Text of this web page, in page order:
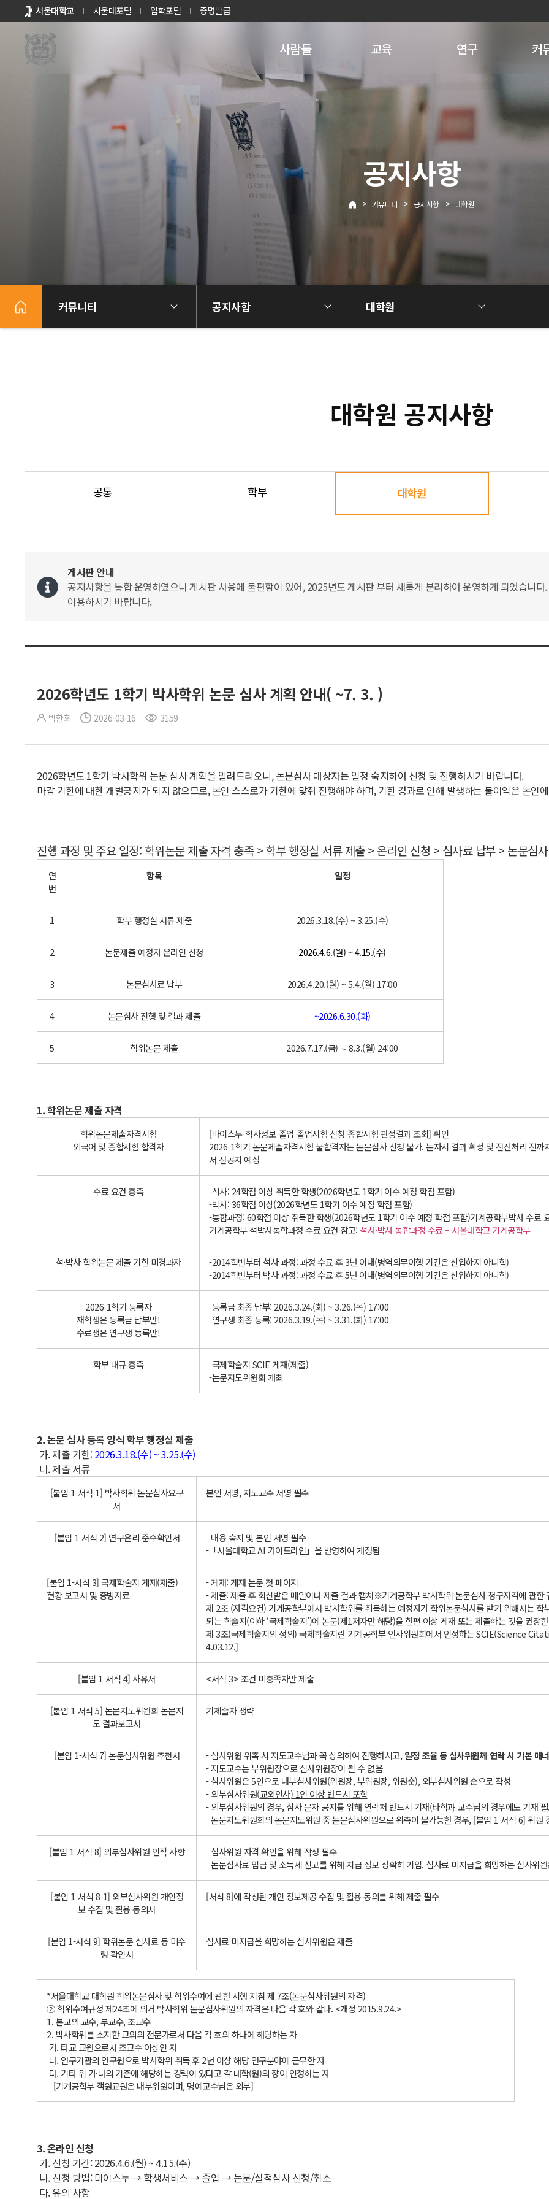
바로가기
메뉴
서울대학교 서울대포털 입학포털 증명발급
사람들 교육 연구 커
공지사항
> 커뮤니티 > 공지사항 > 대학원
커뮤니티 공지사항 대학원
대학원 공지사항
공통 학부 대학원
게시판 안내
공지사항을 통합 운영하였으나 게시판 사용에 불편함이 있어, 2025년도 게시판 부터 새롭게 분리하여 운영하게 되었습니
이용하시기 바랍니다.
2026학년도 1학기 박사학위 논문 심사 계획 안내( ~7. 3. )
박한희 2026-03-16 3159
2026학년도 1학기 박사학위 논문 심사 계획을 알려드리오니, 논문심사 대상자는 일정 숙지하여 신청 및 진행하시기 바랍니다.
마감 기한에 대한 개별공지가 되지 않으므로, 본인 스스로가 기한에 맞춰 진행해야 하며, 기한 경과로 인해 발생하는 불이익은 본인
진행 과정 및 주요 일정: 학위논문 제출 자격 충족 > 학부 행정실 서류 제출 > 온라인 신청 > 심사료 납부 > 논문심
연
번
항목 일정
1 학부 행정실 서류 제출 2026.3.18.(수) ~ 3.25.(수)
2 논문제출 예정자 온라인 신청 2026.4.6.(월) ~ 4.15.(수)
3 논문심사료 납부 2026.4.20.(월) ~ 5.4.(월) 17:00
4 논문심사 진행 및 결과 제출 ~2026.6.30.(화)
5 학위논문 제출 2026.7.17.(금) ∼ 8.3.(월) 24:00
1. 학위논문 제출 자격
학위논문제출자격시험
외국어 및 종합시험 합격자
[마이스누-학사정보-졸업-졸업시험 신청-종합시험 판정결과 조회] 확인
2026-1학기 논문제출자격시험 불합격자는 논문심사 신청 불가. 논자시 결과 확정 및 전산처리 전
서 선공지 예정
수료 요건 충족
-석사: 24학점 이상 취득한 학생(2026학년도 1학기 이수 예정 학점 포함)
-박사: 36학점 이상(2026학년도 1학기 이수 예정 학점 포함)
-통합과정: 60학점 이상 취득한 학생(2026학년도 1학기 이수 예정 학점 포함)기계공학부박사 수료
기계공학부 석박사통합과정 수료 요건 참고:석사·박사 통합과정 수료 – 서울대학교 기계공학부
석·박사 학위논문 제출 기한 미경과자
-2014학번부터 석사 과정: 과정 수료 후 3년 이내(병역의무이행 기간은 산입하지 아니함)
-2014학번부터 박사 과정: 과정 수료 후 5년 이내(병역의무이행 기간은 산입하지 아니함)
2026-1학기 등록자
재학생은 등록금 납부만!
수료생은 연구생 등록만!
-등록금 최종 납부: 2026.3.24.(화) ~ 3.26.(목) 17:00
-연구생 최종 등록: 2026.3.19.(목) ~ 3.31.(화) 17:00
학부 내규 충족
-국제학술지 SCIE 게재(제출)
-논문지도위원회 개최
2. 논문 심사 등록 양식 학부 행정실 제출
가. 제출 기한:2026.3.18.(수) ~ 3.25.(수)
나. 제출 서류
[붙임 1-서식 1] 박사학위 논문심사요구
서
본인 서명, 지도교수 서명 필수
[붙임 1-서식 2] 연구윤리 준수확인서
- 내용 숙지 및 본인 서명 필수
-「서울대학교 AI 가이드라인」을 반영하여 개정됨
[붙임 1-서식 3] 국제학술지 게재(제출)
현황 보고서 및 증빙자료
- 게재: 게재 논문 첫 페이지
- 제출: 제출 후 회신받은 메일이나 제출 결과 캡처※기계공학부 박사학위 논문심사 청구자격에 관한
제 2조 (자격요건) 기계공학부에서 박사학위를 취득하는 예정자가 학위논문심사를 받기 위해서는
되는 학술지(이하 ‘국제학술지’)에 논문(제1저자만 해당)을 한편 이상 게재 또는 제출하는 것을 권장
제 3조(국제학술지의 정의) 국제학술지란 기계공학부 인사위원회에서 인정하는 SCIE(Science
4.03.12.]
[붙임 1-서식 4] 사유서 <서식 3> 조건 미충족자만 제출
[붙임 1-서식 5] 논문지도위원회 논문지
도 결과보고서
기제출자 생략
[붙임 1-서식 7] 논문심사위원 추천서 - 심사위원 위촉 시 지도교수님과 꼭 상의하여 진행하시고, 일정 조율 등 심사위원께 연락 시 기본 매
- 지도교수는 부위원장으로 심사위원장이 될 수 없음
- 심사위원은 5인으로 내부심사위원(위원장, 부위원장, 위원순), 외부심사위원 순으로 작성
- 외부심사위원(교외인사) 1인 이상 반드시 포함
- 외부심사위원의 경우, 심사 문자 공지를 위해 연락처 반드시 기재(타학과 교수님의 경우에도 기재
- 논문지도위원회의 논문지도위원 중 논문심사위원으로 위촉이 불가능한 경우, [붙임 1-서식 6] 위원
[붙임 1-서식 8] 외부심사위원 인적 사항
- 심사위원 자격 확인을 위해 작성 필수
- 논문심사료 입금 및 소득세 신고를 위해 지급 정보 정확히 기입. 심사료 미지급을 희망하는 심사위
[붙임 1-서식 8-1] 외부심사위원 개인정
보 수집 및 활용 동의서
[서식 8]에 작성된 개인 정보제공 수집 및 활용 동의를 위해 제출 필수
[붙임 1-서식 9] 학위논문 심사료 등 미수
령 확인서
심사료 미지급을 희망하는 심사위원은 제출
*서울대학교 대학원 학위논문심사 및 학위수여에 관한 시행 지침 제 7조(논문심사위원의 자격)
② 학위수여규정 제24조에 의거 박사학위 논문심사위원의 자격은 다음 각 호와 같다. <개정 2015.9.24.>
1. 본교의 교수, 부교수, 조교수
2. 박사학위를 소지한 교외의 전문가로서 다음 각 호의 하나에 해당하는 자
가. 타교 교원으로서 조교수 이상인 자
나. 연구기관의 연구원으로 박사학위 취득 후 2년 이상 해당 연구분야에 근무한 자
다. 기타 위 가·나의 기준에 해당하는 경력이 있다고 각 대학(원)의 장이 인정하는 자
[기계공학부 객원교원은 내부위원이며, 명예교수님은 외부]
3. 온라인 신청
가. 신청 기간: 2026.4.6.(월) ~ 4.15.(수)
나. 신청 방법: 마이스누 → 학생서비스 → 졸업 → 논문/실적심사 신청/취소
다. 유의 사항